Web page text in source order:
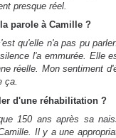
presque réel.
parole à Camille ?
qu'elle n'a pas pu
l'a emmurée. Elle
réelle. Mon sentiment
ça.
d'une réhabilitation ?
150 ans après sa
Il y a une